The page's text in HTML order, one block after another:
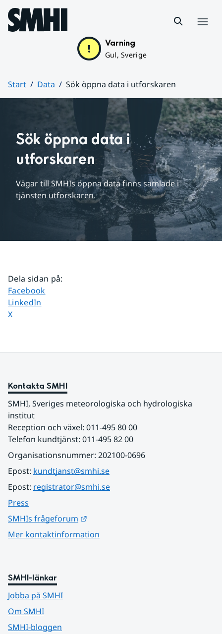
Hoppa till sidans innehåll
Varning
Gul, Sverige
Start Data
Sök öppna data i utforskaren
Huvudinnehåll
Sök öppna data i
utforskaren
Vägar till SMHIs öppna data finns samlade i
tjänsten utforskaren.
Dela sidan på:
Dela sidan på
Facebook
Dela sidan på
LinkedIn
Dela sidan på
X
Kontakta SMHI
SMHI, Sveriges meteorologiska och hydrologiska
institut
Reception och växel: 011-495 80 00
Telefon kundtjänst: 011-495 82 00
Organisationsnummer: 202100-0696
Epost: kundtjanst@smhi.se
Epost: registrator@smhi.se
Press
SMHIs frågeforum
Mer kontaktinformation
SMHI-länkar
Jobba på SMHI
Om SMHI
SMHI-bloggen